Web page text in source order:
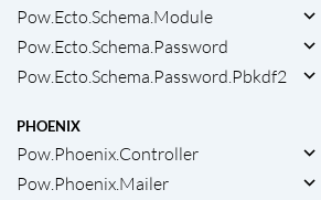
Pow.Ecto.Schema.Module
Pow.Ecto.Schema.Password
Pow.Ecto.Schema.Password.Pbkdf2
PHOENIX
Pow.Phoenix.Controller
Pow.Phoenix.Mailer